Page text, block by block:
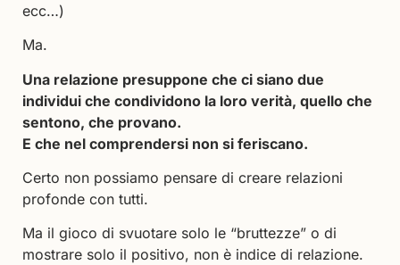
ecc…)
Ma.
Una relazione presuppone che ci siano due
individui che condividono la loro verità, quello che
sentono, che provano.
E che nel comprendersi non si feriscano.
Certo non possiamo pensare di creare relazioni
profonde con tutti.
Ma il gioco di svuotare solo le “bruttezze” o di
mostrare solo il positivo, non è indice di relazione.